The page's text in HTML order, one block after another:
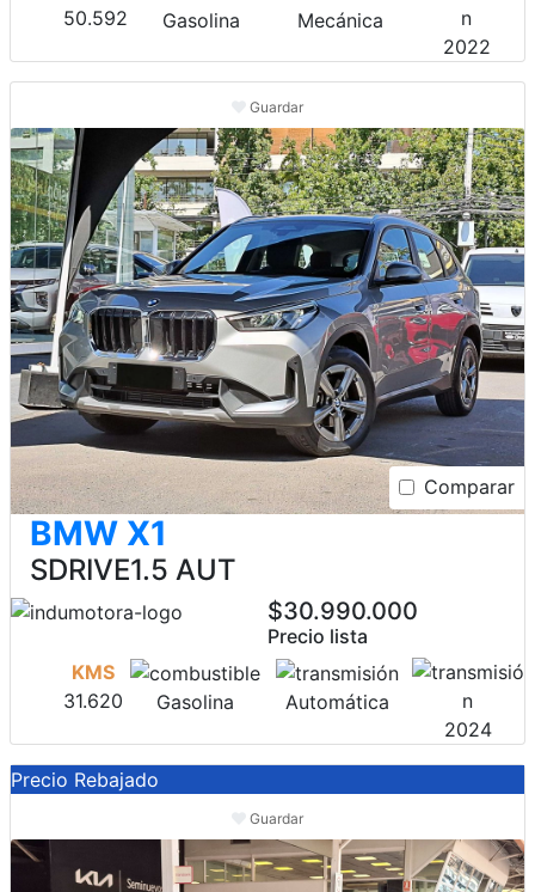
50.592
Gasolina
Mecánica
2022
Guardar
Comparar
BMW X1
SDRIVE1.5 AUT
$30.990.000
Precio lista
KMS
31.620
Gasolina
Automática
2024
Precio Rebajado
Guardar